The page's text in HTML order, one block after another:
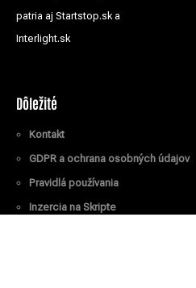
patria aj Startstop.sk a
Interlight.sk
Dôležité
Kontakt
GDPR a ochrana osobných údajov
Pravidlá používania
Inzercia na Skripte